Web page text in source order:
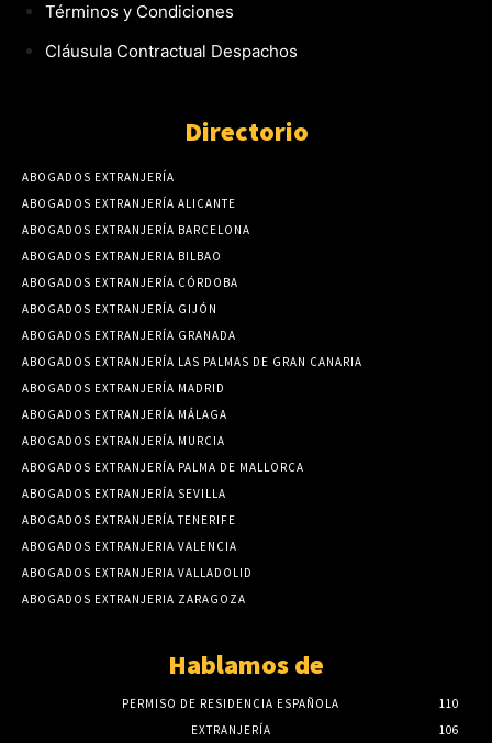
Términos y Condiciones
Cláusula Contractual Despachos
Directorio
ABOGADOS EXTRANJERÍA
ABOGADOS EXTRANJERÍA ALICANTE
ABOGADOS EXTRANJERÍA BARCELONA
ABOGADOS EXTRANJERIA BILBAO
ABOGADOS EXTRANJERÍA CÓRDOBA
ABOGADOS EXTRANJERÍA GIJÓN
ABOGADOS EXTRANJERÍA GRANADA
ABOGADOS EXTRANJERÍA LAS PALMAS DE GRAN CANARIA
ABOGADOS EXTRANJERÍA MADRID
ABOGADOS EXTRANJERÍA MÁLAGA
ABOGADOS EXTRANJERÍA MURCIA
ABOGADOS EXTRANJERÍA PALMA DE MALLORCA
ABOGADOS EXTRANJERÍA SEVILLA
ABOGADOS EXTRANJERÍA TENERIFE
ABOGADOS EXTRANJERIA VALENCIA
ABOGADOS EXTRANJERIA VALLADOLID
ABOGADOS EXTRANJERIA ZARAGOZA
Hablamos de
PERMISO DE RESIDENCIA ESPAÑOLA
110
EXTRANJERÍA
106